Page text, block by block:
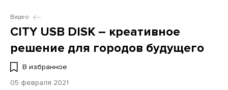
Видео
CITY USB DISK – креативное
решение для городов будущего
В избранное
05 февраля 2021